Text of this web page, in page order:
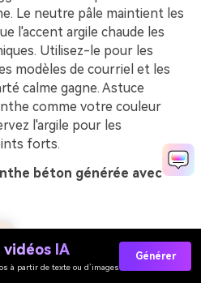
Le neutre pâle maintient les
l'accent argile chaude les
Utilisez-le pour les
modèles de courriel et les
calme gagne. Astuce
comme votre couleur
l'argile pour les
forts.
béton générée avec
IA
à partir de texte ou d’images
Générer